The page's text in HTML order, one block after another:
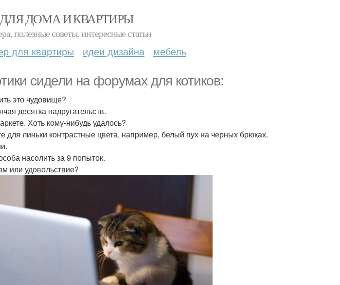
ДЛЯ ДОМА И КВАРТИРЫ
полезные советы, интересные статьи
для квартиры идеи дизайна мебель
сидели на форумах для котиков:
это чудовище?
десятка надругательств.
Хоть кому-нибудь удалось?
для линьки контрастные цвета, например, белый пух на черных брюках.
насолить за 9 попыток.
или удовольствие?